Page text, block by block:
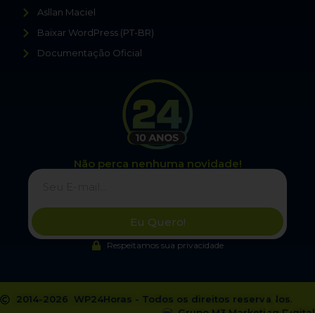
Asllan Maciel
Baixar WordPress (PT-BR)
Documentação Oficial
Não perca nenhuma novidade!
Eu Quero!
Respeitamos sua privacidade
2014-2026 WP24Horas - Todos os direitos reservados.